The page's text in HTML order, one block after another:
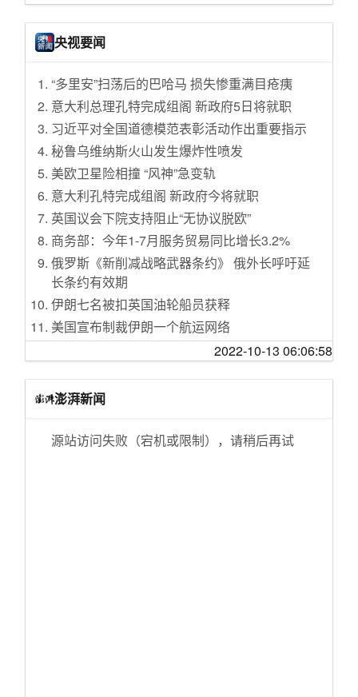
扫码登录支持
蓝戟Arc A770、A750显卡首发开卖：比Intel便
宜500 真碾压RTX3060
苹果明年将出售Apple TV+的广告时间 暗示可
能提供基于广告支持的订阅
英国艺术家达米安·赫斯特刚刚烧掉了他的1000
幅画 并将很快再烧数千幅
硒元素可能比我们想象的更具有生物学上的重
要性
微软回应英国监管机构对动视暴雪并购交易的
担忧 称索尼仍有能力适应
研究表明指尖的热量可用于破解密码
东航携手空客开启中国总装A320飞机首次可持
续航空燃料交付飞行
AMD延长10年前的FPGA芯片技术支持 能用到2
付：今年不可能
最强本田思域登场 Type-R中文名叫“驭冠”
[饮食男女]2022年冬天的第一场雪
[家有学童]2022年九月开启小墩子的三年级之旅
换做是你，你选哪个？
[家有学童]初二男娃学习记录
[娱乐八卦]盘点中戏北影上戏的演员们，谁才是
演艺圈的神
[天涯杂谈]34岁的女博士后亲吻64岁的中科院院
士、北理工教授方岱宁【关注】
[饮食男女]三餐四季，记录我的备孕日常
[国际观察]基辅正在遭遇第二波巨大爆炸， 且强
度比第一波要强烈得多
[情感天地]是否应该去挽回这段感情
[娱乐八卦]英国王室历史那些事儿
[旅游休闲]42岁的上班族妈妈，努力平衡好生活
和工作的每一天
[国际观察]阿联酋出300亿人民币，请中国帮
忙，把月球车送上月球，还数据共享。
[天涯杂谈]海天酱油安不安全?【讨论】
[天涯摄影]我在高原
[三亚]网络贷款害死人！为什么不建议招亲戚的
央视要闻
“多里安”扫荡后的巴哈马 损失惨重满目疮痍
意大利总理孔特完成组阁 新政府5日将就职
习近平对全国道德模范表彰活动作出重要指示
秘鲁乌维纳斯火山发生爆炸性喷发
美欧卫星险相撞 “风神”急变轨
意大利孔特完成组阁 新政府今将就职
英国议会下院支持阻止“无协议脱欧”
商务部：今年1-7月服务贸易同比增长3.2%
俄罗斯《新削减战略武器条约》 俄外长呼吁延
长条约有效期
伊朗七名被扣英国油轮船员获释
美国宣布制裁伊朗一个航运网络
香港警方举行例行记者会 警方通报6月至今已拘
云南巧家发生滑坡灾害 9人失联
强台风
2022-10-13 06:06:58
澎湃新闻
源站访问失败（宕机或限制），请稍后再试